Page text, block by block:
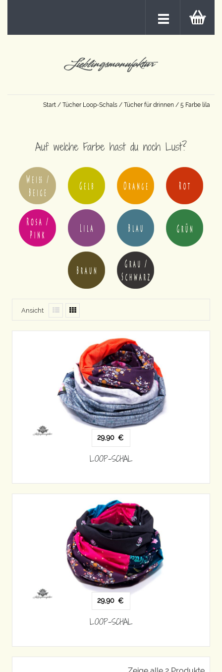
Start / Tücher Loop-Schals / Tücher für drinnen / 5 Farbe lila
Auf welche Farbe hast du noch Lust?
Ansicht
29,90 €
LOOP-SCHAL
29,90 €
LOOP-SCHAL